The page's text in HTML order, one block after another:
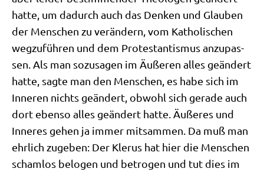
hat­te, um dadurch auch das Den­ken und Glau­ben
der Men­schen zu ver­än­dern, vom Katho­li­schen
weg­zu­füh­ren und dem Pro­te­stan­tis­mus anzu­pas­
sen. Als man sozu­sa­gen im Äuße­ren alles geän­dert
hat­te, sag­te man den Men­schen, es habe sich im
Inne­ren nichts geän­dert, obwohl sich gera­de auch
dort eben­so alles geän­dert hat­te. Äuße­res und
Inne­res gehen ja immer mit­sam­men. Da muß man
ehr­lich zuge­ben: Der Kle­rus hat hier die Men­schen
scham­los belo­gen und betro­gen und tut dies im